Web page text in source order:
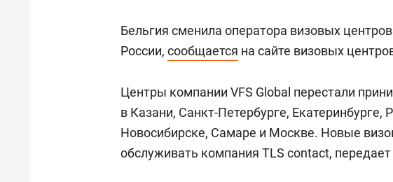
Бельгия сменила оператора визовых
России, сообщается на сайте визовых
Центры компании VFS Global перестали
в Казани, Санкт-Петербурге, Екатеринбурге,
Новосибирске, Самаре и Москве. Новые
обслуживать компания TLS contact, передает
Падел, фитнес, танцы и даже
ниндзя-зал: как ТРЦ «Франт»
Рекомендуем
Психотерапевт
«Директорский